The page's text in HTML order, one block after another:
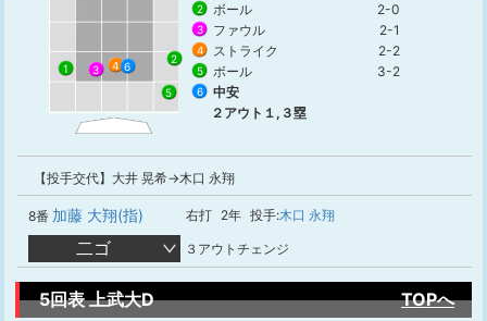
1
2
3
4
5
6
2 ボール 2-0
3 ファウル 2-1
4 ストライク 2-2
5 ボール 3-2
6
中安
２アウト１,３塁
【投手交代】大井 晃希→木口 永翔
8番 加藤 大翔(指) 右打 2年 投手:木口 永翔
二ゴ ３アウトチェンジ
5回表 上武大D TOPへ